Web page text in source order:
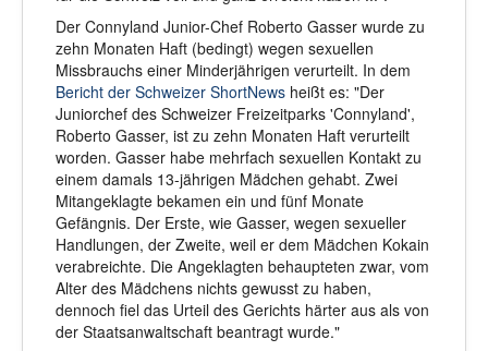
Der Connyland Junior-Chef Roberto Gasser wurde zu
zehn Monaten Haft (bedingt) wegen sexuellen
Missbrauchs einer Minderjährigen verurteilt. In dem
Bericht der Schweizer ShortNews heißt es: "Der
Juniorchef des Schweizer Freizeitparks 'Connyland',
Roberto Gasser, ist zu zehn Monaten Haft verurteilt
worden. Gasser habe mehrfach sexuellen Kontakt zu
einem damals 13-jährigen Mädchen gehabt. Zwei
Mitangeklagte bekamen ein und fünf Monate
Gefängnis. Der Erste, wie Gasser, wegen sexueller
Handlungen, der Zweite, weil er dem Mädchen Kokain
verabreichte. Die Angeklagten behaupteten zwar, vom
Alter des Mädchens nichts gewusst zu haben,
dennoch fiel das Urteil des Gerichts härter aus als von
der Staatsanwaltschaft beantragt wurde."